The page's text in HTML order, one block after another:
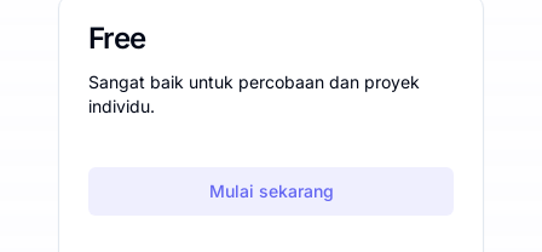
Free
Sangat baik untuk percobaan dan proyek
individu.
Mulai sekarang